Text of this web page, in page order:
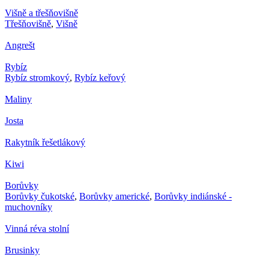
Višně a třešňovišně
Třešňovišně, Višně
Angrešt
Rybíz
Rybíz stromkový, Rybíz keřový
Maliny
Josta
Rakytník řešetlákový
Kiwi
Borůvky
Borůvky čukotské, Borůvky americké, Borůvky indiánské -
muchovníky
Vinná réva stolní
Brusinky